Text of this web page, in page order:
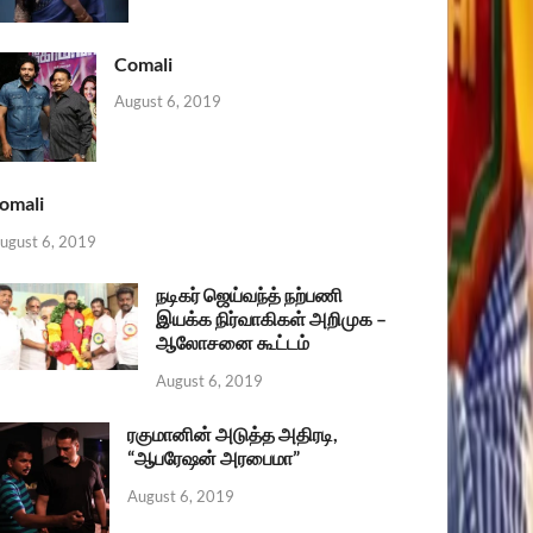
Comali
August 6, 2019
6, 2019
நடிகர் ஜெய்வந்த் நற்பணி
இயக்க நிர்வாகிகள் அறிமுக –
ஆலோசனை கூட்டம்
August 6, 2019
ரகுமானின் அடுத்த அதிரடி,
“ஆபரேஷன் அரபைமா”
August 6, 2019